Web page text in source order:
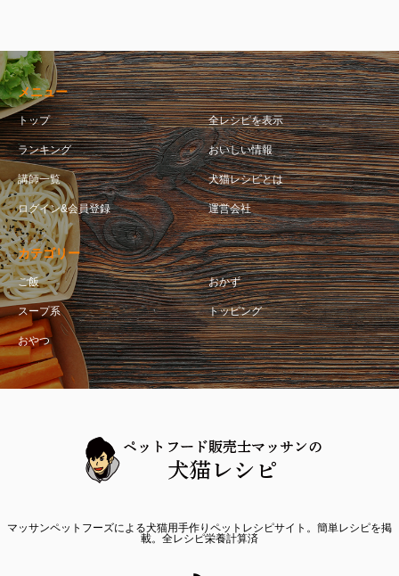
メニュー
トップ 全レシピを表示
ランキング おいしい情報
講師一覧 犬猫レシピとは
ログイン&会員登録 運営会社
カテゴリー
ご飯 おかず
スープ系 トッピング
おやつ
マッサンペットフーズによる犬猫用手作りペットレシピサイト。簡単レシピを掲
載。全レシピ栄養計算済